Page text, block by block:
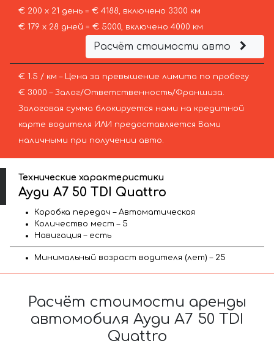
€ 200 х 21 день = € 4188, включено 3300 км
€ 179 х 28 дней = € 5000, включено 4000 км
Расчёт стоимости авто
€ 1.5 / км – Цена за превышение лимита по пробегу
€ 3000 – Залог/Ответственность/Франшиза.
Залоговая сумма блокируется нами на кредитной
карте водителя ИЛИ предоставляется Вами
наличными при получении авто.
Технические характеристики
Ауди A7 50 TDI Quattro
Коробка передач – Автоматическая
Количество мест – 5
Навигация – есть
Минимальный возраст водителя (лет) – 25
Расчёт стоимости аренды
автомобиля Ауди A7 50 TDI
Quattro